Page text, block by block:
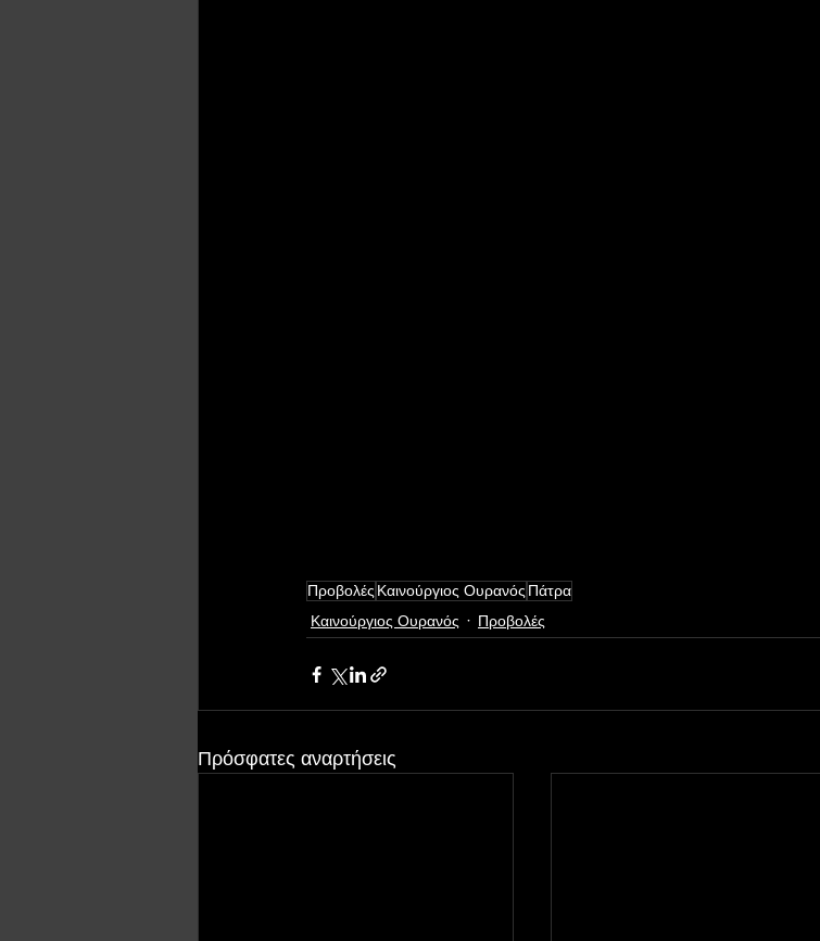
Προβολές Καινούργιος Ουρανός Πάτρα
Καινούργιος Ουρανός
Προβολές
Πρόσφατες αναρτήσεις